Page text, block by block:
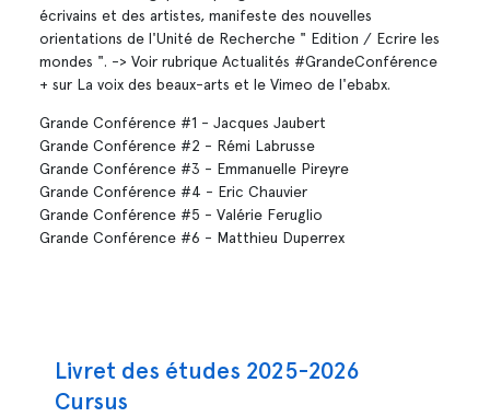
Navigation principale
Livret des études 2025-2026
Cursus
écrivains et des artistes, manifeste des nouvelles
orientations de l'Unité de Recherche " Edition / Ecrire les
mondes ". -> Voir rubrique Actualités #GrandeConférence
+ sur La voix des beaux-arts et le Vimeo de l'ebabx.
Grande Conférence #1 - Jacques Jaubert
Grande Conférence #2 - Rémi Labrusse
Grande Conférence #3 - Emmanuelle Pireyre
Grande Conférence #4 - Eric Chauvier
Grande Conférence #5 - Valérie Feruglio
Grande Conférence #6 - Matthieu Duperrex